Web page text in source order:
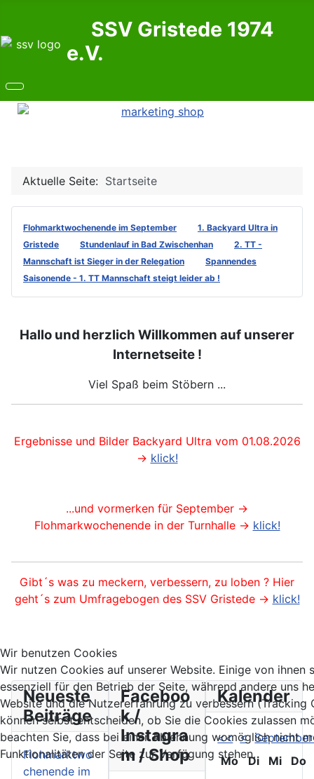
SSV Gristede 1974
e.V.
Aktuelle Seite: Startseite
Flohmarktwochenende im September
1. Backyard Ultra in
Gristede
Stundenlauf in Bad Zwischenhan
2. TT -
Mannschaft ist Sieger in der Relegation
Spannendes
Saisonende - 1. TT Mannschaft steigt leider ab !
Hallo und herzlich Willkommen auf unserer
Internetseite !
Viel Spaß beim Stöbern ...
Ergebnisse und Bilder Backyard Ultra vom 01.08.2026
-> klick!
...und vormerken für September ->
Flohmarkwochenende in der Turnhalle -> klick!
Gibt´s was zu meckern, verbessern, zu loben ? Hier
geht´s zum Umfragebogen des SSV Gristede -> klick!
Neueste
Beiträge
Flohmarktwo
chenende im
Faceboo
k /
Instagra
m / Shop
Kalender
<< <
Mo Di Mi Do
Wir benutzen Cookies
Wir nutzen Cookies auf unserer Website. Einige von ihnen
essenziell für den Betrieb der Seite, während andere uns
Website und die Nutzererfahrung zu verbessern (Tracking
können selbst entscheiden, ob Sie die Cookies zulassen
beachten Sie, dass bei einer Ablehnung womöglich nicht
Funktionalitäten der Seite zur Verfügung stehen.